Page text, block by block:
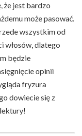
że jest bardzo
może pasować.
wszystkim od
włosów, dlatego
będzie
opinii
fryzura
dowiecie się z